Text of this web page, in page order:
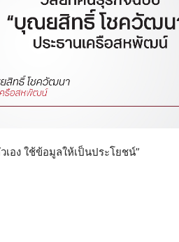
อง ใช้ข้อมูลให้เป็นประโยชน์”